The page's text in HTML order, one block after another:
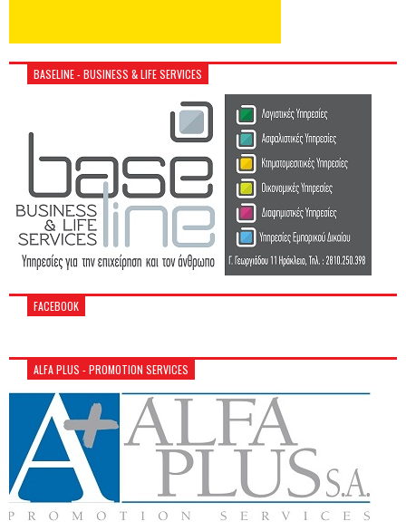
BASELINE - BUSINESS & LIFE SERVICES
FACEBOOK
ALFA PLUS - PROMOTION SERVICES